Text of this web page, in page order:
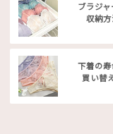
ブラジャ
収納
下着の寿
買い替